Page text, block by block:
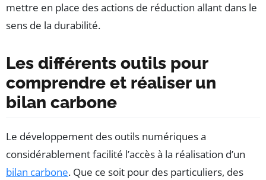
mettre en place des actions de réduction allant dans le
sens de la durabilité.
Les différents outils pour
comprendre et réaliser un
bilan carbone
Le développement des outils numériques a
considérablement facilité l’accès à la réalisation d’un
bilan carbone. Que ce soit pour des particuliers, des